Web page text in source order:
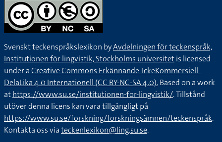
Svenskt teckenspråkslexikon byAvdelningen för teckenspråk,
Institutionen för lingvistik, Stockholms universitetis licensed
under aCreative Commons Erkännande-IckeKommersiell-
DelaLika 4.0 Internationell (CC BY-NC-SA 4.0).Based on a work
athttps://www.su.se/institutionen-for-lingvistik/. Tillstånd
utöver denna licens kan vara tillgängligt på
https://www.su.se/forskning/forskningsämnen/teckenspråk.
Kontakta oss viateckenlexikon@ling.su.se.